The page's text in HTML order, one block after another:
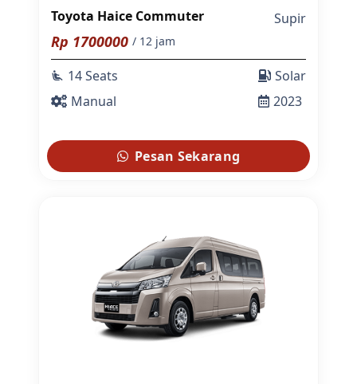
Toyota Haice Commuter Supir
Rp 1700000 / 12 jam
airline_seat_recline_extra 14 Seats
Manual
Solar
2023
Pesan Sekarang